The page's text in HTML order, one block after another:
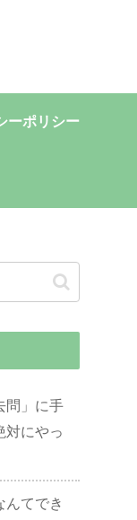
ーポリシー
問」に手
対にやっ
んてでき